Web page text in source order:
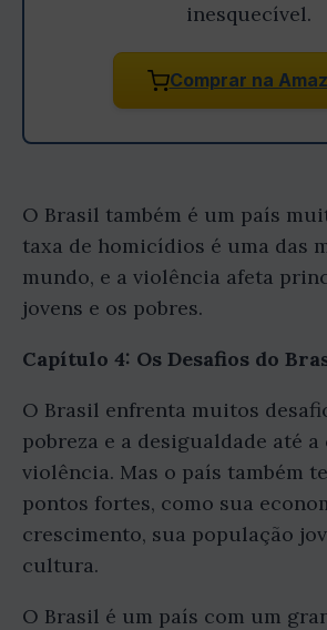
inesquecível.
Comprar na
O Brasil também é um país
taxa de homicídios é uma das
mundo, e a violência afeta
jovens e os pobres.
Capítulo 4: Os Desafios do
O Brasil enfrenta muitos
pobreza e a desigualdade até
violência. Mas o país também
pontos fortes, como sua
crescimento, sua população
cultura.
O Brasil é um país com um